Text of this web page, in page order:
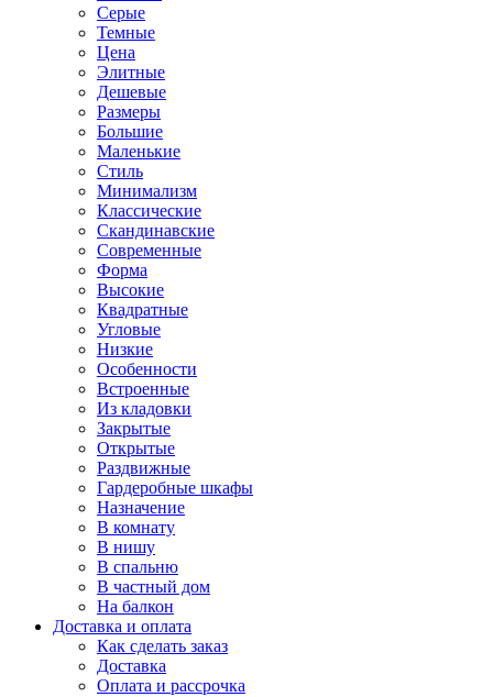
Серые
Темные
Цена
Элитные
Дешевые
Размеры
Большие
Маленькие
Стиль
Минимализм
Классические
Скандинавские
Современные
Форма
Высокие
Квадратные
Угловые
Низкие
Особенности
Встроенные
Из кладовки
Закрытые
Открытые
Раздвижные
Гардеробные шкафы
Назначение
В комнату
В нишу
В спальню
В частный дом
На балкон
Доставка и оплата
Как сделать заказ
Доставка
Оплата и рассрочка